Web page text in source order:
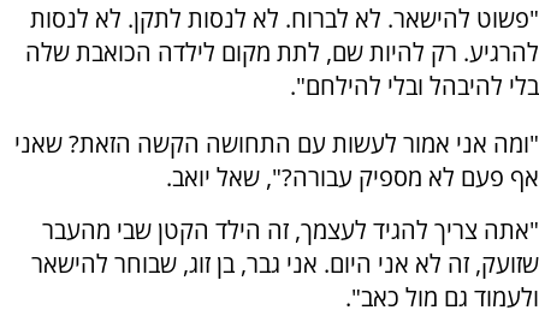
"פשוט להישאר. לא לברוח. לא לנסות לתקן. לא לנסות
להרגיע. רק להיות שם, לתת מקום לילדה הכואבת שלה
בלי להיבהל ובלי להילחם".
"ומה אני אמור לעשות עם התחושה הקשה הזאת? שאני
אף פעם לא מספיק עבורה?", שאל יואב.
"אתה צריך להגיד לעצמך, זה הילד הקטן שבי מהעבר
שזועק, זה לא אני היום. אני גבר, בן זוג, שבוחר להישאר
ולעמוד גם מול כאב".